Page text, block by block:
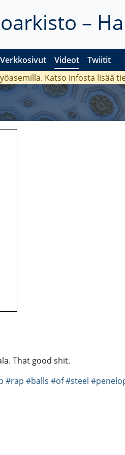
–
Verkkosivut Videot Twiitit
Katso infosta lisää
That good shit.
#rap #balls #of#steel